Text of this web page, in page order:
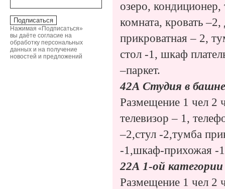
Нажимая «Подписаться»
вы даёте согласие на
обработку персональных
данных и на получение
новостей и предложений
озеро,
комната, кровать
прикроватная – 2,
стол -1, шкаф
–паркет.
42А Студия в башне
Размещение 1 чел 2
телевизор – 1,
–2,стул -2,тумба
-1,шкаф-прихожая -
22А 1-ой категории
Размещение 1 чел 2